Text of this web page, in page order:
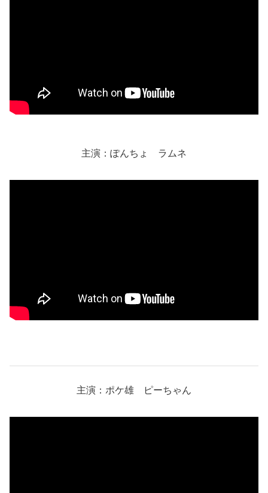
主演：ぽんちょ ラムネ
主演：ポケ雄 ピーちゃん